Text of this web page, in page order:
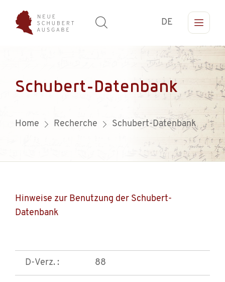
DE
Schubert-Datenbank
Home Recherche Schubert-Datenbank
Hinweise zur Benutzung der Schubert-
Datenbank
D-Verz. : 88